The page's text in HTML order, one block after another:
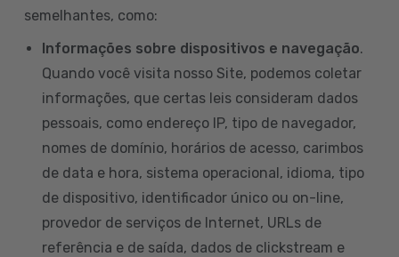
semelhantes, como:
Informações sobre dispositivos e navegação.
Quando você visita nosso Site, podemos coletar
informações, que certas leis consideram dados
pessoais, como endereço IP, tipo de navegador,
nomes de domínio, horários de acesso, carimbos
de data e hora, sistema operacional, idioma, tipo
de dispositivo, identificador único ou on-line,
provedor de serviços de Internet, URLs de
referência e de saída, dados de clickstream e